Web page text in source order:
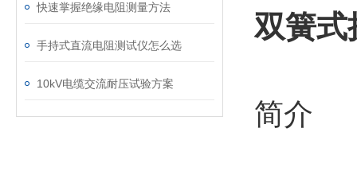
快速掌握绝缘电阻测量方法
手持式直流电阻测试仪怎么选
10kV电缆交流耐压试验方案
双簧式
简介